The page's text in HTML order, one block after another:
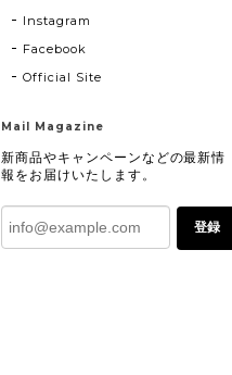
Instagram
Facebook
Official Site
Mail Magazine
新商品やキャンペーンなどの最新情
報をお届けいたします。
登録